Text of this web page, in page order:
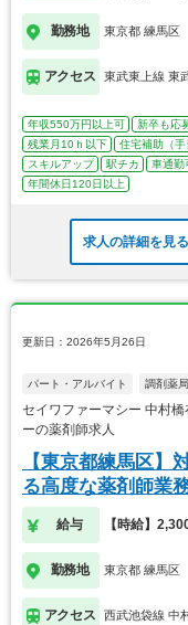
勤務地 東京都 練馬区
アクセス 東武東上線 東
年収550万円以上可 新卒も応
残業月10ｈ以下
住宅補助（手
スキルアップ
駅チカ 車通勤
年間休日120日以上
求人の詳細を見る
更新日：2026年5月26日
パート・アルバイト 調剤薬局
セイワファーマシー 中村
ーの薬剤師求人
【東京都練馬区】
る高度な薬剤師業
給与 【時給】
勤務地 東京都 練馬区
アクセス 西武池袋線 中